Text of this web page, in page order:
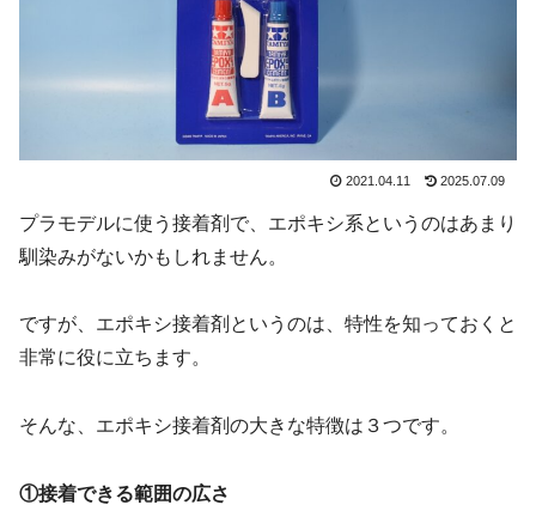
2021.04.11 2025.07.09
プラモデルに使う接着剤で、エポキシ系というのはあまり
馴染みがないかもしれません。
ですが、エポキシ接着剤というのは、特性を知っておくと
非常に役に立ちます。
そんな、エポキシ接着剤の大きな特徴は３つです。
①接着できる範囲の広さ